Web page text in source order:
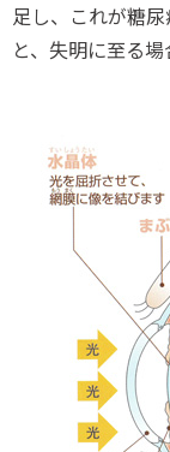
足し、これが糖
と、失明に至る場